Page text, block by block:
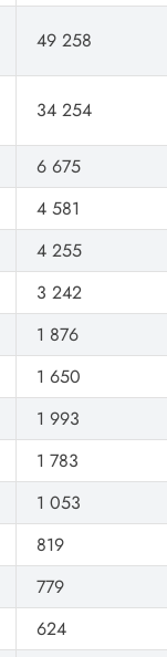
49 258
34 254
6 675
4 581
4 255
3 242
1 876
1 650
1 993
1 783
1 053
819
779
624